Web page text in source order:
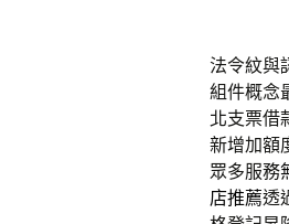
法令紋與
組件概念
北支票借
新增加額
眾多服務
店推薦透